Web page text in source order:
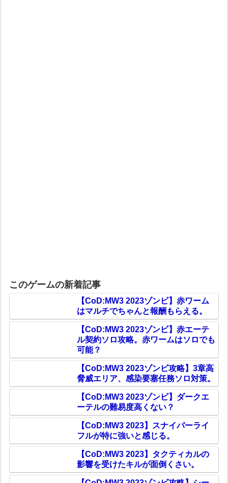
このゲームの新着記事
【CoD:MW3 2023ゾンビ】赤ワーム
はマルチでちゃんと報酬もらえる。
【CoD:MW3 2023ゾンビ】赤エーテ
ル契約ソロ攻略。赤ワームはソロでも
可能？
【CoD:MW3 2023ゾンビ攻略】3章高
脅威エリア、感染要塞任務ソロ対策。
【CoD:MW3 2023ゾンビ】ダークエ
ーテルの難易度高くない？
【CoD:MW3 2023】スナイパーライ
フルが特に強いと感じる。
【CoD:MW3 2023】タクティカルの
影響を受けたキルが面倒くさい。